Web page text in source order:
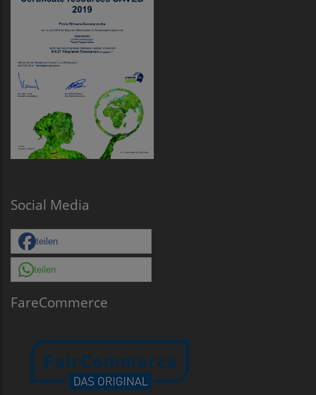
Social Media
teilen
teilen
FareCommerce